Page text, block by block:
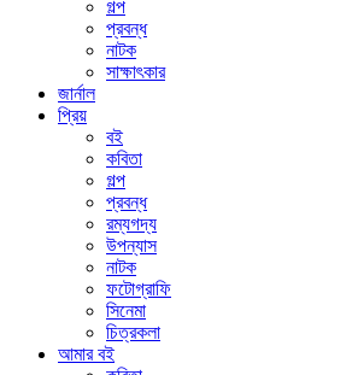
গল্প
প্রবন্ধ
নাটক
সাক্ষাৎকার
জার্নাল
প্রিয়
বই
কবিতা
গল্প
প্রবন্ধ
রম্যগদ্য
উপন্যাস
নাটক
ফটোগ্রাফি
সিনেমা
চিত্রকলা
আমার বই